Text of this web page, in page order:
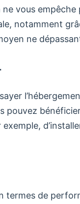
vous
notamment
ne
pouvez
termes de